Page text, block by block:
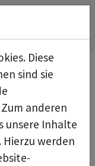
Diese
sind sie
anderen
unsere Inhalte
Hierzu werden